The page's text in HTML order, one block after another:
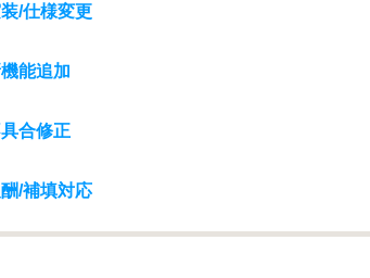
/仕様変更
能追加
合修正
/補填対応